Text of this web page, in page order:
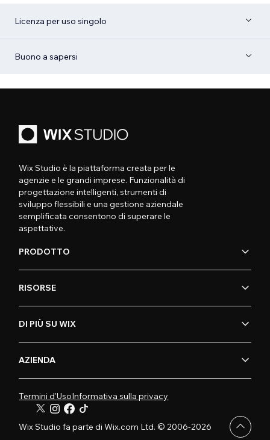
Licenza per uso singolo
Buono a sapersi
Wix Studio è la piattaforma creata per le
agenzie e le grandi imprese. Funzionalità di
progettazione intelligenti, strumenti di
sviluppo flessibili e una gestione aziendale
semplificata consentono di superare le
aspettative.
PRODOTTO
RISORSE
DI PIÙ SU WIX
AZIENDA
Termini d'UsoInformativa sulla privacy
Wix Studio fa parte di Wix.com Ltd. © 2006-2026